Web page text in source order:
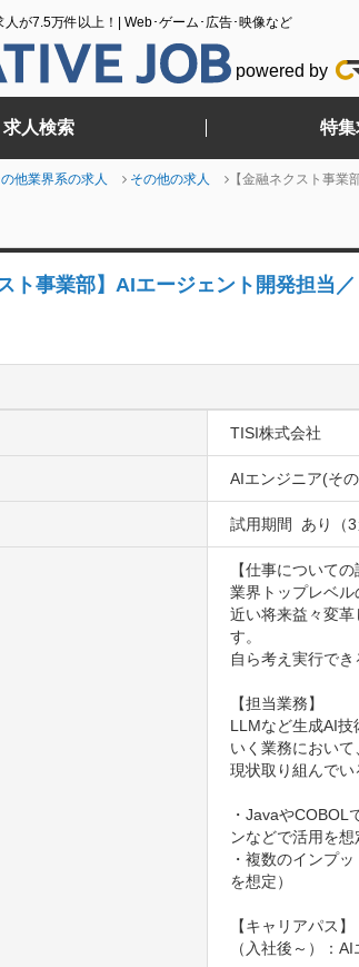
人が7.5万件以上！| Web･ゲーム･広告･映像など
powered by
求人検索 特
他業界系の求人 その他の求人 【金融ネクスト事
ト事業部】AIエージェント開発担当
TISI株式会社
AIエンジニア(そ
試用期間	あ
【仕事についての
業界トップレベル
近い将来益々変
す。
自ら考え実行で
【担当業務】
LLMなど生成AI
いく業務において
現状取り組んでい
・Javaや
ンなどで活用を想
・複数のインプ
を想定）
【キャリアパス】
（入社後～）：